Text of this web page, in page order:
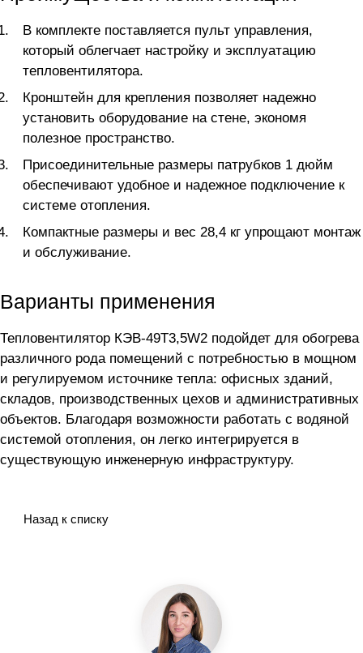
В комплекте поставляется пульт управления,
который облегчает настройку и эксплуатацию
тепловентилятора.
Кронштейн для крепления позволяет надежно
установить оборудование на стене, экономя
полезное пространство.
Присоединительные размеры патрубков 1 дюйм
обеспечивают удобное и надежное подключение к
системе отопления.
Компактные размеры и вес 28,4 кг упрощают монтаж
и обслуживание.
Варианты применения
Тепловентилятор КЭВ-49Т3,5W2 подойдет для обогрева
различного рода помещений с потребностью в мощном
и регулируемом источнике тепла: офисных зданий,
складов, производственных цехов и административных
объектов. Благодаря возможности работать с водяной
системой отопления, он легко интегрируется в
существующую инженерную инфраструктуру.
Назад к списку